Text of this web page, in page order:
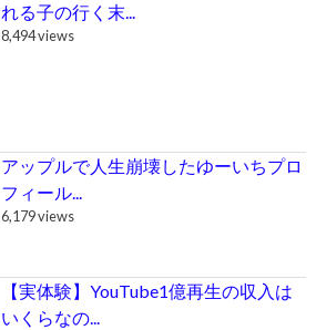
れる子の行く末...
8,494 views
アップルで人生崩壊したゆーいちプロ
フィール...
6,179 views
【実体験】YouTube1億再生の収入は
いくらなの...